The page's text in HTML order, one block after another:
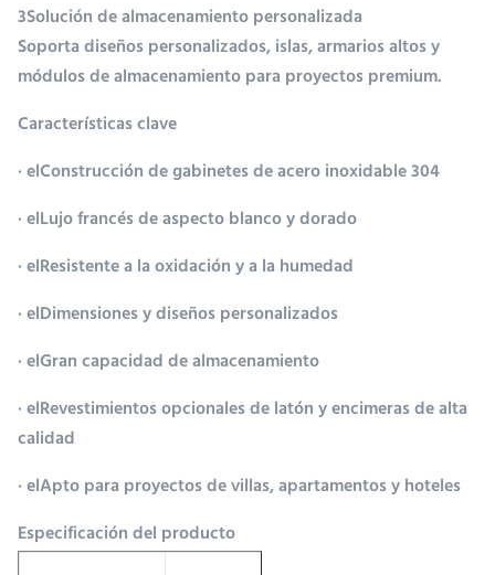
3Solución de almacenamiento personalizada
Soporta diseños personalizados, islas, armarios altos y
módulos de almacenamiento para proyectos premium.
Características clave
· elConstrucción de gabinetes de acero inoxidable 304
· elLujo francés de aspecto blanco y dorado
· elResistente a la oxidación y a la humedad
· elDimensiones y diseños personalizados
· elGran capacidad de almacenamiento
· elRevestimientos opcionales de latón y encimeras de alta
calidad
· elApto para proyectos de villas, apartamentos y hoteles
Especificación del producto